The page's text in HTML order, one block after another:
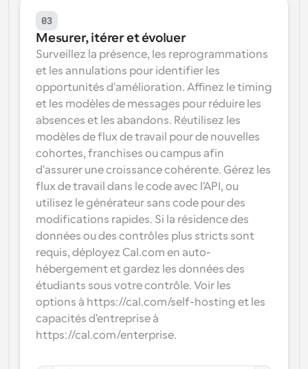
03
Mesurer, itérer et évoluer
Surveillez la présence, les reprogrammations
et les annulations pour identifier les
opportunités d'amélioration. Affinez le timing
et les modèles de messages pour réduire les
absences et les abandons. Réutilisez les
modèles de flux de travail pour de nouvelles
cohortes, franchises ou campus afin
d'assurer une croissance cohérente. Gérez les
flux de travail dans le code avec l'API, ou
utilisez le générateur sans code pour des
modifications rapides. Si la résidence des
données ou des contrôles plus stricts sont
requis, déployez Cal.com en auto-
hébergement et gardez les données des
étudiants sous votre contrôle. Voir les
options à https://cal.com/self-hosting et les
capacités d'entreprise à
https://cal.com/enterprise.